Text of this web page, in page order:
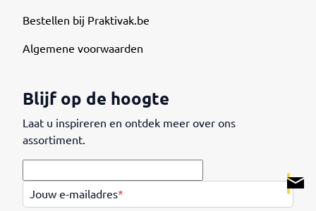
Bestellen bij Praktivak.be
Algemene voorwaarden
Blijf op de hoogte
Laat u inspireren en ontdek meer over ons
assortiment.
Jouw e-mailadres*
.